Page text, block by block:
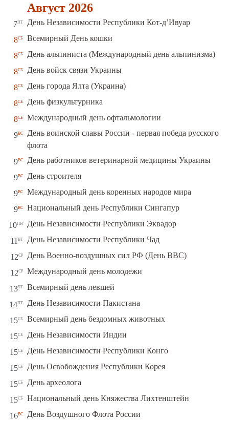
Август 2026
7пт День Независимости Республики Кот-д’Ивуар
8сб Всемирный День кошки
8сб День альпиниста (Международный день альпинизма)
8сб День войск связи Украины
8сб День города Ялта (Украина)
8сб День физкультурника
8сб Международный день офтальмологии
9вс
День воинской славы России - первая победа русского
флота
9вс День работников ветеринарной медицины Украины
9вс День строителя
9вс Международный день коренных народов мира
9вс Национальный день Республики Сингапур
10пн День Независимости Республики Эквадор
11 вт День Независимости Республики Чад
12ср День Военно-воздушных сил РФ (День ВВС)
12ср Международный день молодежи
13чт Всемирный день левшей
14пт День Независимости Пакистана
15сб Всемирный день бездомных животных
15сб День Независимости Индии
15сб День Независимости Республики Конго
15сб День Освобождения Республики Корея
15сб День археолога
15сб Национальный день Княжества Лихтенштейн
16вс День Воздушного Флота России